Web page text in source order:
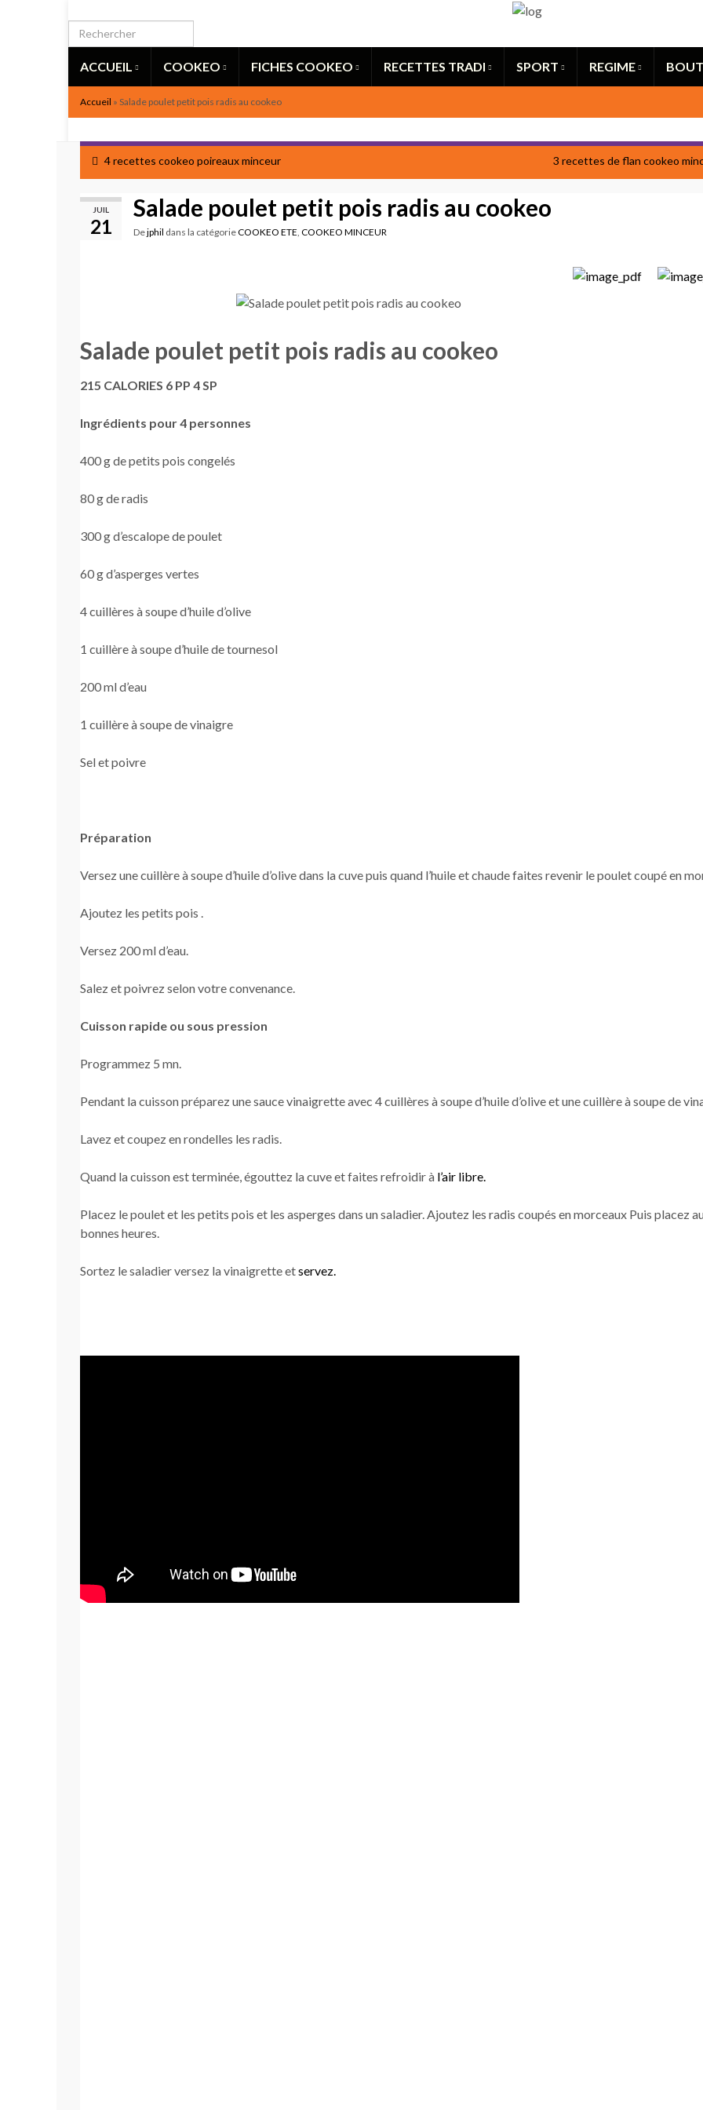
ACCUEIL COOKEO FICHES COOKEO RECETTES TRADI SPORT REGIME
Accueil » Salade poulet petit pois radis au cookeo
4 recettes cookeo poireaux minceur 3 recettes de flan cookeo
JUIL
21
Salade poulet petit pois radis au cookeo
Dejphil dans la catégorieCOOKEO ETE COOKEO MINCEUR
Salade poulet petit pois radis au cookeo
215 CALORIES 6 PP 4 SP
Ingrédients pour 4 personnes
400 g de petits pois congelés
80 g de radis
300 g d’escalope de poulet
60 g d’asperges vertes
4 cuillères à soupe d’huile d’olive
1 cuillère à soupe d’huile de tournesol
200 ml d’eau
1 cuillère à soupe de vinaigre
Sel et poivre
Préparation
Versez une cuillère à soupe d’huile d’olive dans la cuve puis quand l’huile et chaude faites revenir le poulet coupé en
Ajoutez les petits pois .
Versez 200 ml d’eau.
Salez et poivrez selon votre convenance.
Cuisson rapide ou sous pression
Programmez 5 mn.
Pendant la cuisson préparez une sauce vinaigrette avec 4 cuillères à soupe d’huile d’olive et une cuillère à soupe de
Lavez et coupez en rondelles les radis.
Quand la cuisson est terminée, égouttez la cuve et faites refroidir à l’air libre.
Placez le poulet et les petits pois et les asperges dans un saladier. Ajoutez les radis coupés en morceaux Puis placez
bonnes heures.
Sortez le saladier versez la vinaigrette etservez.